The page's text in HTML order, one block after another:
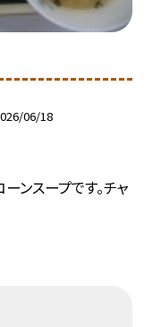
06/18
ンスープです。チャ